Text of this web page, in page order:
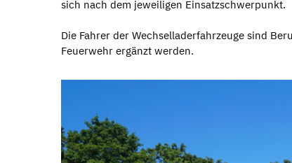
sich nach dem jeweiligen Einsatzschwerpunkt.
Die Fahrer der Wechselladerfahrzeuge sind
Feuerwehr ergänzt werden.